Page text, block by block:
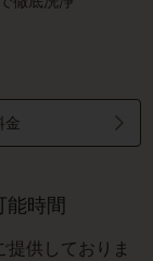
金
能時間
提供しておりま